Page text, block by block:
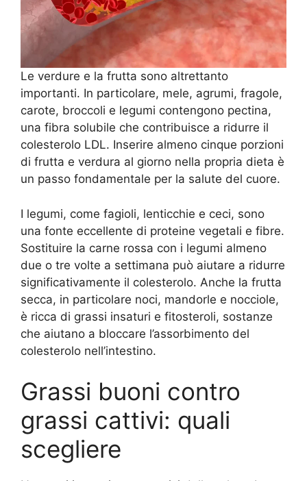
Le verdure e la frutta sono altrettanto
importanti. In particolare, mele, agrumi, fragole,
carote, broccoli e legumi contengono pectina,
una fibra solubile che contribuisce a ridurre il
colesterolo LDL. Inserire almeno cinque porzioni
di frutta e verdura al giorno nella propria dieta è
un passo fondamentale per la salute del cuore.
I legumi, come fagioli, lenticchie e ceci, sono
una fonte eccellente di proteine vegetali e fibre.
Sostituire la carne rossa con i legumi almeno
due o tre volte a settimana può aiutare a ridurre
significativamente il colesterolo. Anche la frutta
secca, in particolare noci, mandorle e nocciole,
è ricca di grassi insaturi e fitosteroli, sostanze
che aiutano a bloccare l’assorbimento del
colesterolo nell’intestino.
Grassi buoni contro
grassi cattivi: quali
scegliere